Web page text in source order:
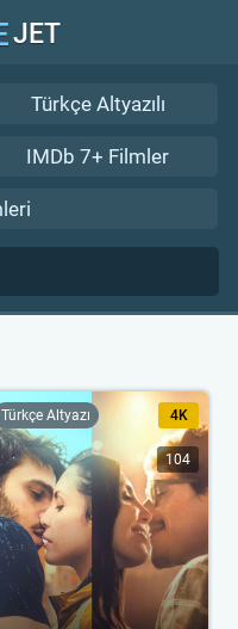
JET
Türkçe Altyazılı
IMDb 7+ Filmler
Türkçe Altyazı 4K
104